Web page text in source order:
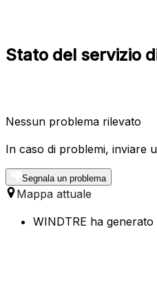
Stato del servizio
Nessun problema rilevato
In caso di problemi, inviare
Segnala un problema
Mappa attuale
WINDTRE ha